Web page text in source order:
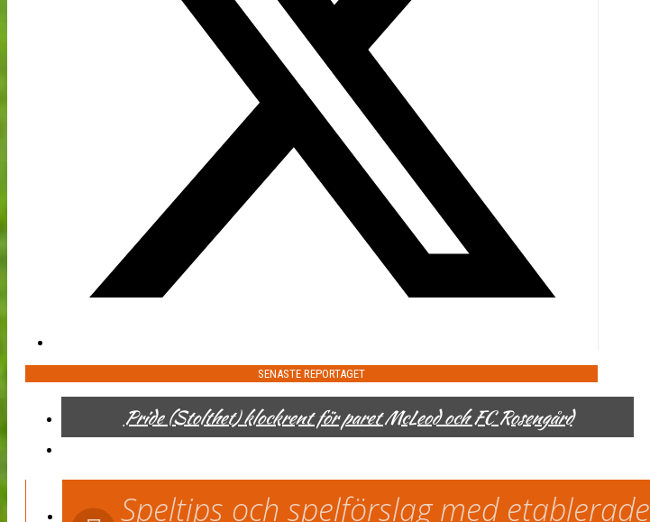
SENASTE REPORTAGET
Pride (Stolthet) klockrent för paret McLeod och FC Rosengård
Speltips och spelförslag med etablerade